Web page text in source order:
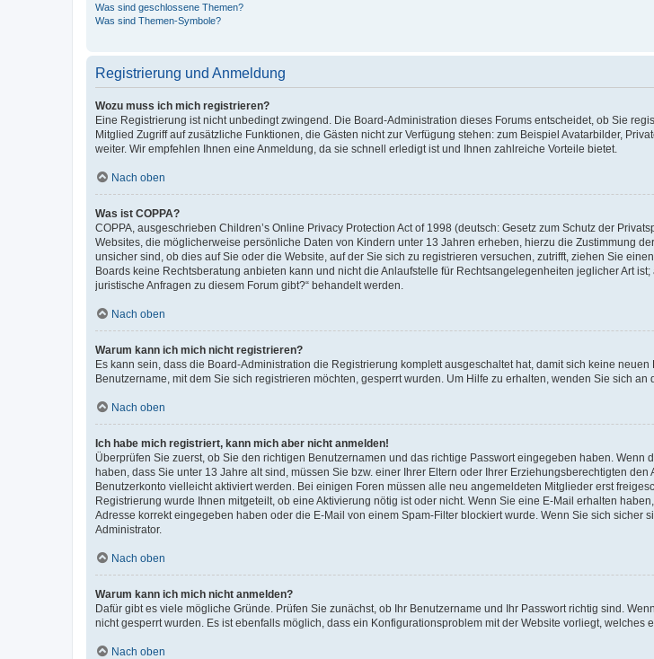
Was sind geschlossene Themen?
Was sind Themen-Symbole?
Registrierung und Anmeldung
Wozu muss ich mich registrieren?
Eine Registrierung ist nicht unbedingt zwingend. Die Board-Administration dieses Forums entscheidet, ob Sie
Mitglied Zugriff auf zusätzliche Funktionen, die Gästen nicht zur Verfügung stehen: zum Beispiel Avatarbilder,
weiter. Wir empfehlen Ihnen eine Anmeldung, da sie schnell erledigt ist und Ihnen zahlreiche Vorteile bietet.
Nach oben
Was ist COPPA?
COPPA, ausgeschrieben Children’s Online Privacy Protection Act of 1998 (deutsch: Gesetz zum Schutz der
Websites, die möglicherweise persönliche Daten von Kindern unter 13 Jahren erheben, hierzu die Zustimmung
unsicher sind, ob dies auf Sie oder die Website, auf der Sie sich zu registrieren versuchen, zutrifft, ziehen Sie
Boards keine Rechtsberatung anbieten kann und nicht die Anlaufstelle für Rechtsangelegenheiten jeglicher Art
juristische Anfragen zu diesem Forum gibt?“ behandelt werden.
Nach oben
Warum kann ich mich nicht registrieren?
Es kann sein, dass die Board-Administration die Registrierung komplett ausgeschaltet hat, damit sich keine
Benutzername, mit dem Sie sich registrieren möchten, gesperrt wurden. Um Hilfe zu erhalten, wenden Sie sich an
Nach oben
Ich habe mich registriert, kann mich aber nicht anmelden!
Überprüfen Sie zuerst, ob Sie den richtigen Benutzernamen und das richtige Passwort eingegeben haben. Wenn
haben, dass Sie unter 13 Jahre alt sind, müssen Sie bzw. einer Ihrer Eltern oder Ihrer Erziehungsberechtigten
Benutzerkonto vielleicht aktiviert werden. Bei einigen Foren müssen alle neu angemeldeten Mitglieder erst
Registrierung wurde Ihnen mitgeteilt, ob eine Aktivierung nötig ist oder nicht. Wenn Sie eine E-Mail erhalten
Adresse korrekt eingegeben haben oder die E-Mail von einem Spam-Filter blockiert wurde. Wenn Sie sich
Administrator.
Nach oben
Warum kann ich mich nicht anmelden?
Dafür gibt es viele mögliche Gründe. Prüfen Sie zunächst, ob Ihr Benutzername und Ihr Passwort richtig sind.
nicht gesperrt wurden. Es ist ebenfalls möglich, dass ein Konfigurationsproblem mit der Website vorliegt, welches
Nach oben